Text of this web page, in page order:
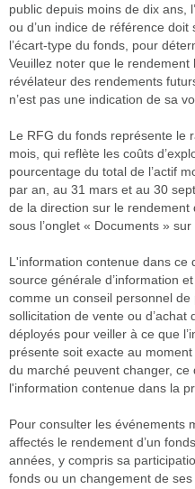
public depuis moins de dix ans,
ou d’un indice de référence
l’écart-type du fonds, pour
Veuillez noter que le
révélateur des rendements
n’est pas une indication de sa
Le RFG du fonds représente le
mois, qui reflète les coûts
pourcentage du total de l’actif
par an, au 31 mars et au 30
de la direction sur le
sous l’onglet « Documents »
L'information contenue dans ce
source générale d’information
comme un conseil personnel
sollicitation de vente ou d’achat
déployés pour veiller à ce que
présente soit exacte au
du marché peuvent changer,
l'information contenue dans la
Pour consulter les événements
affectés le rendement d’un
années, y compris sa
fonds ou un changement de